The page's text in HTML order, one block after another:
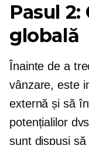
Pasul
globală
Înainte de a
vânzare, este
externă și să
potențialilor
sunt dispuși